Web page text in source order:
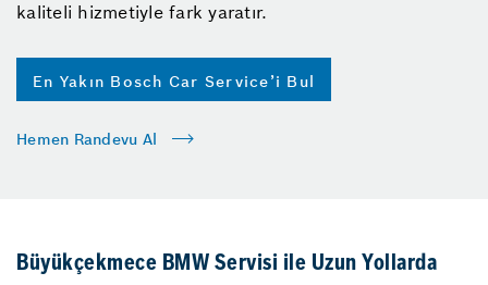
kaliteli hizmetiyle fark yaratır.
En Yakın Bosch Car Service’i Bul
Hemen Randevu Al
Büyükçekmece BMW Servisi ile Uzun Yollarda